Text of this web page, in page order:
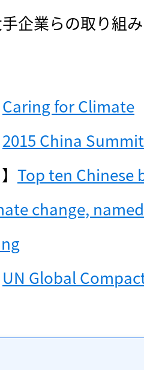
企業らの取り組
Caring for Climate
2015 China
Top ten Chinese
change,
UN Global